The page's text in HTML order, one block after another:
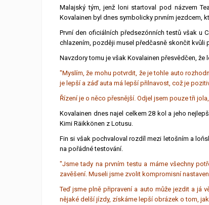
Malajský tým, jenž loni startoval pod názvem
Kovalainen byl dnes symbolicky prvním jezdcem,
První den oficiálních předsezónních testů však u
chlazením, později musel předčasně skončit kvůli
Navzdory tomu je však Kovalainen přesvědčen,
"Myslím, že mohu potvrdit, že je tohle auto
je lepší a záď auta má lepší přilnavost, což je
Řízení je o něco přesnější. Odjel jsem pouze tři
Kovalainen dnes najel celkem 28 kol a jeho
Kimi Räikkönen z Lotusu.
Fin si však pochvaloval rozdíl mezi letošním a
na pořádné testování.
"Jsme tady na prvním testu a máme všechny
zavěšení. Museli jsme zvolit kompromisní
Teď jsme plně připravení a auto může jezdit a já
nějaké delší jízdy, získáme lepší obrázek o tom,